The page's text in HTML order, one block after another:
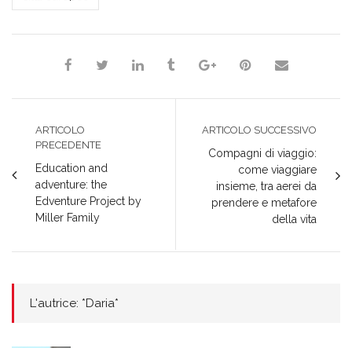
ARTICOLO
PRECEDENTE
Education and
adventure: the
Edventure Project by
Miller Family
ARTICOLO SUCCESSIVO
Compagni di viaggio:
come viaggiare
insieme, tra aerei da
prendere e metafore
della vita
L'autrice: *Daria*